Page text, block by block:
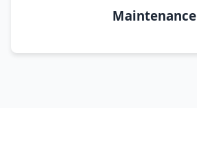
Maintenance